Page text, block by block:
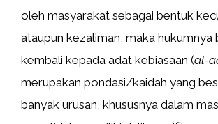
oleh masyarakat sebagai bentuk
ataupun kezaliman, maka hukumnya
kembali kepada adat kebiasaan (al-
merupakan pondasi/kaidah yang
banyak urusan, khususnya dalam